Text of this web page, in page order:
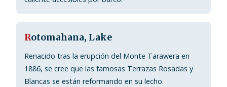
Rotomahana, Lake
Renacido tras la erupción del Monte Tarawera en
1886, se cree que las famosas Terrazas Rosadas y
Blancas se están reformando en su lecho.